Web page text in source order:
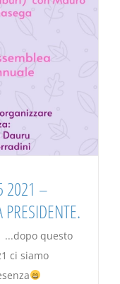
2021 –
...dopo questo
ci siamo